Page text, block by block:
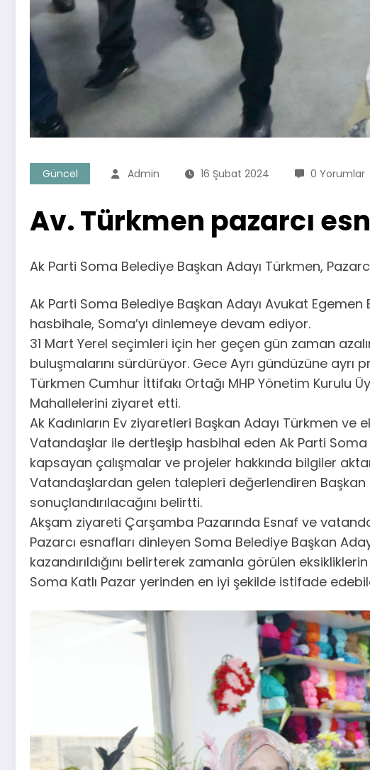
Güncel Admin 16 Şubat 2024 0 Yorumlar
Av. Türkmen pazarcı
Ak Parti Soma Belediye Başkan Adayı Türkmen,
Ak Parti Soma Belediye Başkan Adayı Avukat
hasbihale, Soma’yı dinlemeye devam ediyor.
31 Mart Yerel seçimleri için her geçen gün zaman
buluşmalarını sürdürüyor. Gece Ayrı gündüzüne
Türkmen Cumhur İttifakı Ortağı MHP Yönetim Kurulu
Mahallelerini ziyaret etti.
Ak Kadınların Ev ziyaretleri Başkan Adayı Türkmen
Vatandaşlar ile dertleşip hasbihal eden Ak Parti Soma
kapsayan çalışmalar ve projeler hakkında bilgiler
Vatandaşlardan gelen talepleri değerlendiren Başkan
sonuçlandırılacağını belirtti.
Akşam ziyareti Çarşamba Pazarında Esnaf ve
Pazarcı esnafları dinleyen Soma Belediye Başkan
kazandırıldığını belirterek zamanla görülen
Soma Katlı Pazar yerinden en iyi şekilde istifade